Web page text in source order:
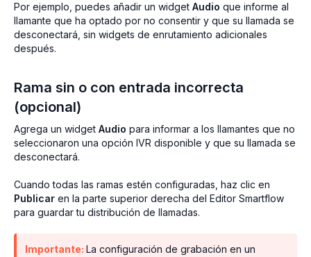
Por ejemplo, puedes añadir un widget Audio que informe al
llamante que ha optado por no consentir y que su llamada se
desconectará, sin widgets de enrutamiento adicionales
después.
Rama sin o con entrada incorrecta
(opcional)
Agrega un widget Audio para informar a los llamantes que no
seleccionaron una opción IVR disponible y que su llamada se
desconectará.
Cuando todas las ramas estén configuradas, haz clic en
Publicar en la parte superior derecha del Editor Smartflow
para guardar tu distribución de llamadas.
Importante: La configuración de grabación en un